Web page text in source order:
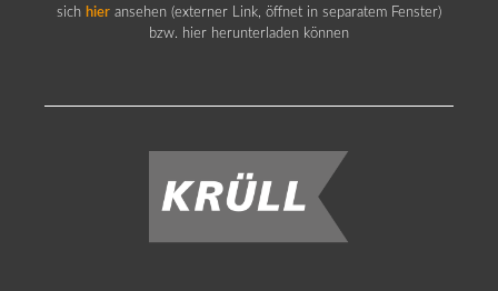
sich hier ansehen (externer Link, öffnet in separatem Fenster)
bzw. hier herunterladen können